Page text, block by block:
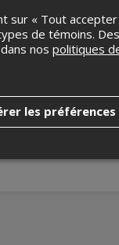
sur son prochain
sur « Tout
de témoins.
nos politiques
les préférences